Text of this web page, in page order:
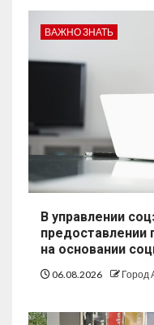
ВАЖНО ЗНАТЬ
В управлении
предоставлении
на основании
06.08.2026 Город